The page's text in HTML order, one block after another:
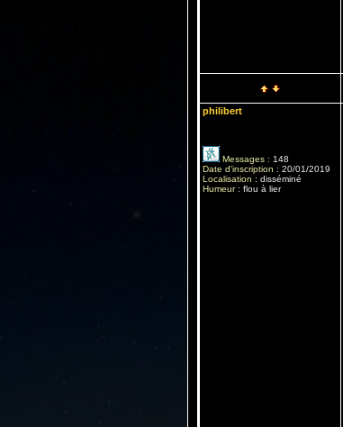
philibert
Messages: 148
Date d'inscription : 20/01/2019
Localisation : disséminé
Humeur: flou à lier